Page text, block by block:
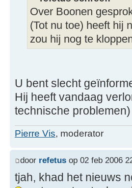
Over Boonen
(Tot nu toe) heeft hij
zou hij nog te
U bent slecht
Hij heeft vandaag
technische problemen)
Pierre Vis, moderator
door refetus op 02 feb 2006
tjah, khad het nieuws